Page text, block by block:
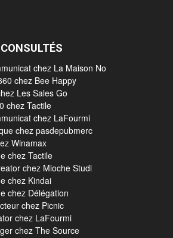
chez La Maison No
chez Bee Happy
Les Sales Go
chez Tactile
chez LaFourmi
chez pasdepubmerc
Winamax
chez Tactile
chez Mioche Studi
chez Kindai
chez Délégation
chez Picnic
chez LaFourmi
chez The Source